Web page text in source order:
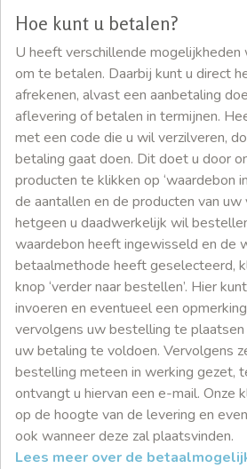
Hoe kunt u betalen?
U heeft verschillende mogelijkheden
om te betalen. Daarbij kunt u direct
afrekenen, alvast een aanbetaling
aflevering of betalen in termijnen.
met een code die u wil verzilveren,
betaling gaat doen. Dit doet u door
producten te klikken op ‘waardebon
de aantallen en de producten van
hetgeen u daadwerkelijk wil
waardebon heeft ingewisseld en de
betaalmethode heeft geselecteerd,
knop ‘verder naar bestellen’. Hier
invoeren en eventueel een
vervolgens uw bestelling te plaatsen
uw betaling te voldoen. Vervolgens
bestelling meteen in werking gezet,
ontvangt u hiervan een e-mail. Onze
op de hoogte van de levering en
ook wanneer deze zal plaatsvinden.
Lees meer over de